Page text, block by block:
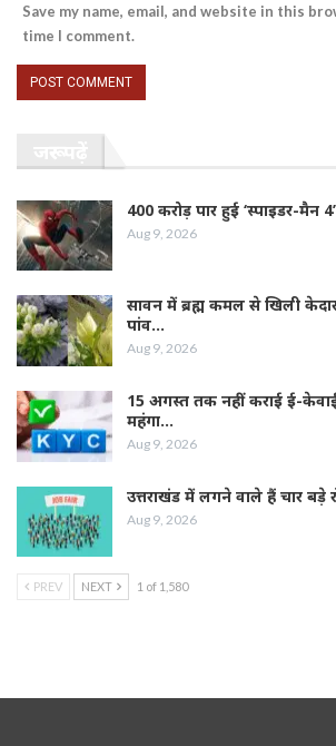
Save my name, email, and website in this
time I comment.
400 करोड़ पार हुई ‘स्पाइडर-मैन
Aug 9, 2026
सावन में ब्रह्म कमल से खिली
पांव…
Aug 9, 2026
15 अगस्त तक नहीं कराई ई-
महंगा…
Aug 9, 2026
उत्तराखंड में लगने वाले हैं चार बड़े
Aug 9, 2026
PREV NEXT 1 of 1,580